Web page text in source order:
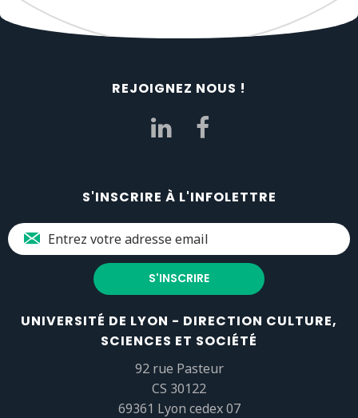
REJOIGNEZ NOUS !
S'INSCRIRE À L'INFOLETTRE
UNIVERSITÉ DE LYON - DIRECTION CULTURE,
SCIENCES ET SOCIÉTÉ
92 rue Pasteur
CS 30122
69361 Lyon cedex 07